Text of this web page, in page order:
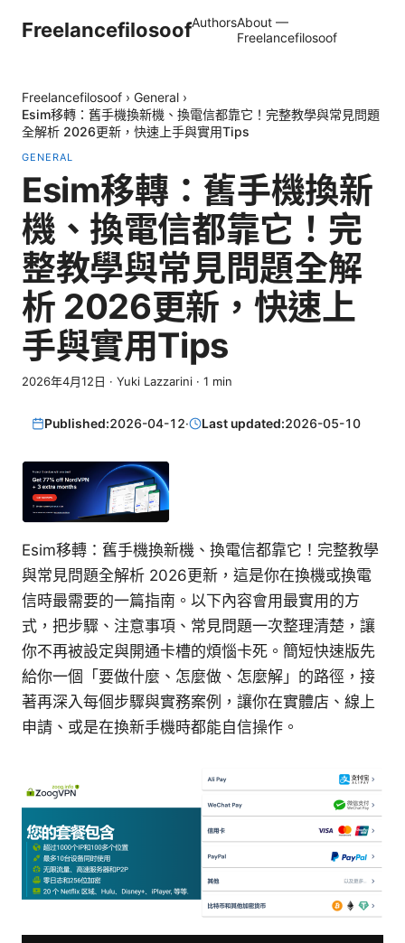
FreelancefilosoofAuthorsAbout —
Freelancefilosoof
Freelancefilosoof › General ›
Esim移轉：舊手機換新機、換電信都靠它！完整教學與常見問題
全解析 2026更新，快速上手與實用Tips
GENERAL
Esim移轉：舊手機換新
機、換電信都靠它！完
整教學與常見問題全解
析 2026更新，快速上
手與實用Tips
2026年4月12日 · Yuki Lazzarini · 1 min
Published:2026-04-12· Last updated:2026-05-10
Esim移轉：舊手機換新機、換電信都靠它！完整教學
與常見問題全解析 2026更新，這是你在換機或換電
信時最需要的一篇指南。以下內容會用最實用的方
式，把步驟、注意事項、常見問題一次整理清楚，讓
你不再被設定與開通卡槽的煩惱卡死。簡短快速版先
給你一個「要做什麼、怎麼做、怎麼解」的路徑，接
著再深入每個步驟與實務案例，讓你在實體店、線上
申請、或是在換新手機時都能自信操作。